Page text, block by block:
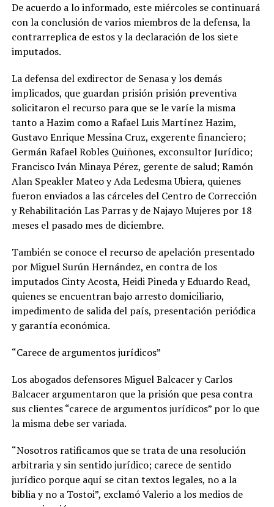
De acuerdo a lo informado, este miércoles se continuará
con la conclusión de varios miembros de la defensa, la
contrarreplica de estos y la declaración de los siete
imputados.
La defensa del exdirector de Senasa y los demás
implicados, que guardan prisión prisión preventiva
solicitaron el recurso para que se le varíe la misma
tanto a Hazim como a Rafael Luis Martínez Hazim,
Gustavo Enrique Messina Cruz, exgerente financiero;
Germán Rafael Robles Quiñones, exconsultor Jurídico;
Francisco Iván Minaya Pérez, gerente de salud; Ramón
Alan Speakler Mateo y Ada Ledesma Ubiera, quienes
fueron enviados a las cárceles del Centro de Corrección
y Rehabilitación Las Parras y de Najayo Mujeres por 18
meses el pasado mes de diciembre.
También se conoce el recurso de apelación presentado
por Miguel Surún Hernández, en contra de los
imputados Cinty Acosta, Heidi Pineda y Eduardo Read,
quienes se encuentran bajo arresto domiciliario,
impedimento de salida del país, presentación periódica
y garantía económica.
“Carece de argumentos jurídicos”
Los abogados defensores Miguel Balcacer y Carlos
Balcacer argumentaron que la prisión que pesa contra
sus clientes “carece de argumentos jurídicos” por lo que
la misma debe ser variada.
“Nosotros ratificamos que se trata de una resolución
arbitraria y sin sentido jurídico; carece de sentido
jurídico porque aquí se citan textos legales, no a la
biblia y no a Tostoi”, exclamó Valerio a los medios de